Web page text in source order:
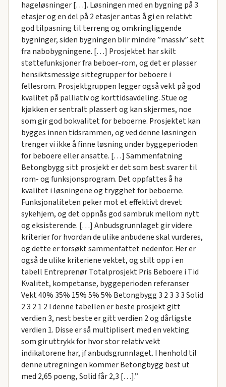
hageløsninger […]. Løsningen med en bygning på 3
etasjer og en del på 2 etasjer antas å gi en relativt
god tilpasning til terreng og omkringliggende
bygninger, siden bygningen blir mindre ”massiv” sett
fra nabobygningene. […] Prosjektet har skilt
støttefunksjoner fra beboer-rom, og det er plasser
hensiktsmessige sittegrupper for beboere i
fellesrom. Prosjektgruppen legger også vekt på god
kvalitet på palliativ og korttidsavdeling. Stue og
kjøkken er sentralt plassert og kan skjermes, noe
som gir god bokvalitet for beboerne. Prosjektet kan
bygges innen tidsrammen, og ved denne løsningen
trenger vi ikke å finne løsning under byggeperioden
for beboere eller ansatte. […] Sammenfatning
Betongbygg sitt prosjekt er det som best svarer til
rom- og funksjonsprogram. Det oppfattes å ha
kvalitet i løsningene og trygghet for beboerne.
Funksjonaliteten peker mot et effektivt drevet
sykehjem, og det oppnås god sambruk mellom nytt
og eksisterende. […] Anbudsgrunnlaget gir videre
kriterier for hvordan de ulike anbudene skal vurderes,
og dette er forsøkt sammenfattet nedenfor. Her er
også de ulike kriteriene vektet, og stilt opp i en
tabell Entreprenør Totalprosjekt Pris Beboere i Tid
Kvalitet, kompetanse, byggeperioden referanser
Vekt 40% 35% 15% 5% 5% Betongbygg 3 2 3 3 3 Solid
2 3 2 1 2 I denne tabellen er beste prosjekt gitt
verdien 3, nest beste er gitt verdien 2 og dårligste
verdien 1. Disse er så multiplisert med en vekting
som gir uttrykk for hvor stor relativ vekt
indikatorene har, jf anbudsgrunnlaget. I henhold til
denne utregningen kommer Betongbygg best ut
med 2,65 poeng, Solid får 2,3 […].”